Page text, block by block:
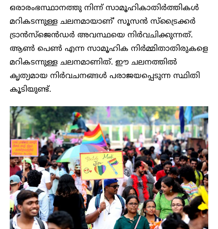
ഒരാരംഭസ്ഥാനത്തു നിന്ന് സാമൂഹികാതിർത്തികൾ
മറികടന്നുള്ള ചലനമായാണ്’ സൂസൻ സ്ട്രൈക്കർ
ട്രാൻസ്ജെൻഡർ അവസ്ഥയെ നിർവചിക്കുന്നത്.
ആൺ പെൺ എന്ന സാമൂഹിക നിർമ്മിതാതിരുകളെ
മറികടന്നുള്ള ചലനമാണിത്. ഈ ചലനത്തിൽ
കൃത്യമായ നിർവചനങ്ങൾ പരാജയപ്പെടുന്ന സ്ഥിതി
കൂടിയുണ്ട്.